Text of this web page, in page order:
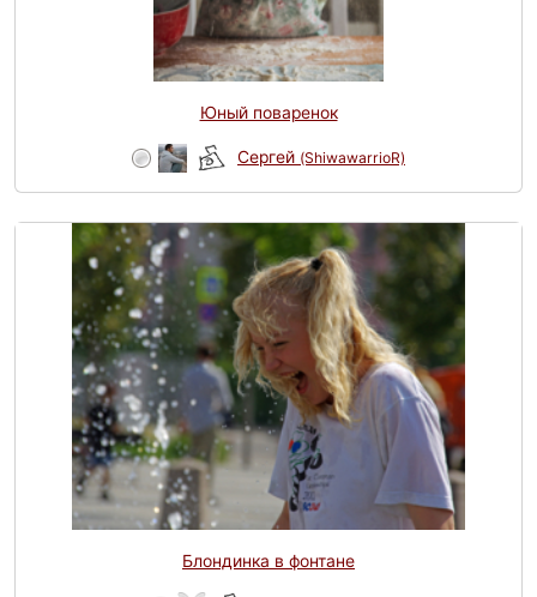
Юный поваренок
Сергей (ShiwawarrioR)
Блондинка в фонтане